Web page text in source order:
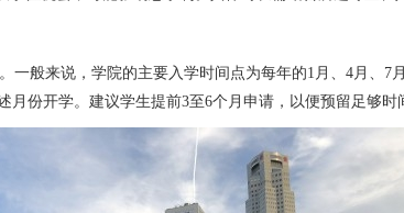
般来说，学院的主要入学时间点为每年的1月、4月、7
份开学。建议学生提前3至6个月申请，以便预留足够时